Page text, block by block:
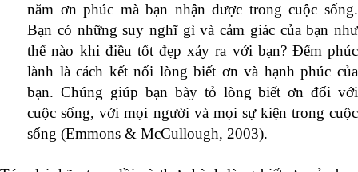
năm ơn phúc mà bạn nhận được trong cuộc sống.
Bạn có những suy nghĩ gì và cảm giác của bạn như
thế nào khi điều tốt đẹp xảy ra với bạn? Đếm phúc
lành là cách kết nối lòng biết ơn và hạnh phúc của
bạn. Chúng giúp bạn bày tỏ lòng biết ơn đối với
cuộc sống, với mọi người và mọi sự kiện trong cuộc
sống (Emmons & McCullough, 2003).